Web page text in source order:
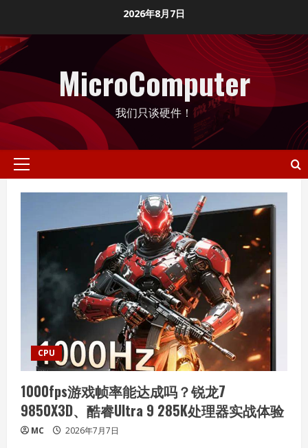
content
2026年8月7日
MicroComputer
我们只谈硬件！
Primary
CPU
1000fps游戏帧率能达成吗？锐龙7
9850X3D、酷睿Ultra 9 285K处理器实战体验
MC 2026年7月7日